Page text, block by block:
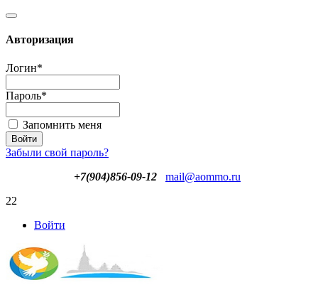
Авторизация
Логин*
Пароль*
Запомнить меня
Забыли свой пароль?
+7(904)856-09-12
mail@aommo.ru
22
Войти